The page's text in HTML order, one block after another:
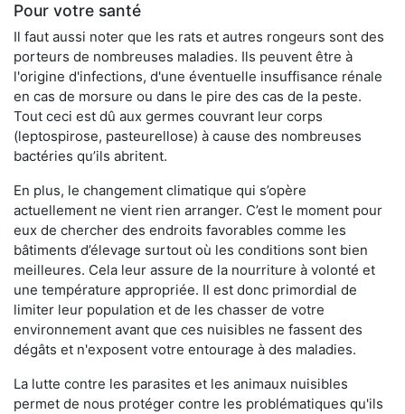
Pour votre santé
Il faut aussi noter que les rats et autres rongeurs sont des
porteurs de nombreuses maladies. Ils peuvent être à
l'origine d'infections, d'une éventuelle insuffisance rénale
en cas de morsure ou dans le pire des cas de la peste.
Tout ceci est dû aux germes couvrant leur corps
(leptospirose, pasteurellose) à cause des nombreuses
bactéries qu’ils abritent.
En plus, le changement climatique qui s’opère
actuellement ne vient rien arranger. C’est le moment pour
eux de chercher des endroits favorables comme les
bâtiments d’élevage surtout où les conditions sont bien
meilleures. Cela leur assure de la nourriture à volonté et
une température appropriée. Il est donc primordial de
limiter leur population et de les chasser de votre
environnement avant que ces nuisibles ne fassent des
dégâts et n'exposent votre entourage à des maladies.
La lutte contre les parasites et les animaux nuisibles
permet de nous protéger contre les problématiques qu'ils